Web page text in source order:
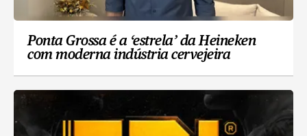
Ponta Grossa é a ‘estrela’ da Heineken
com moderna indústria cervejeira